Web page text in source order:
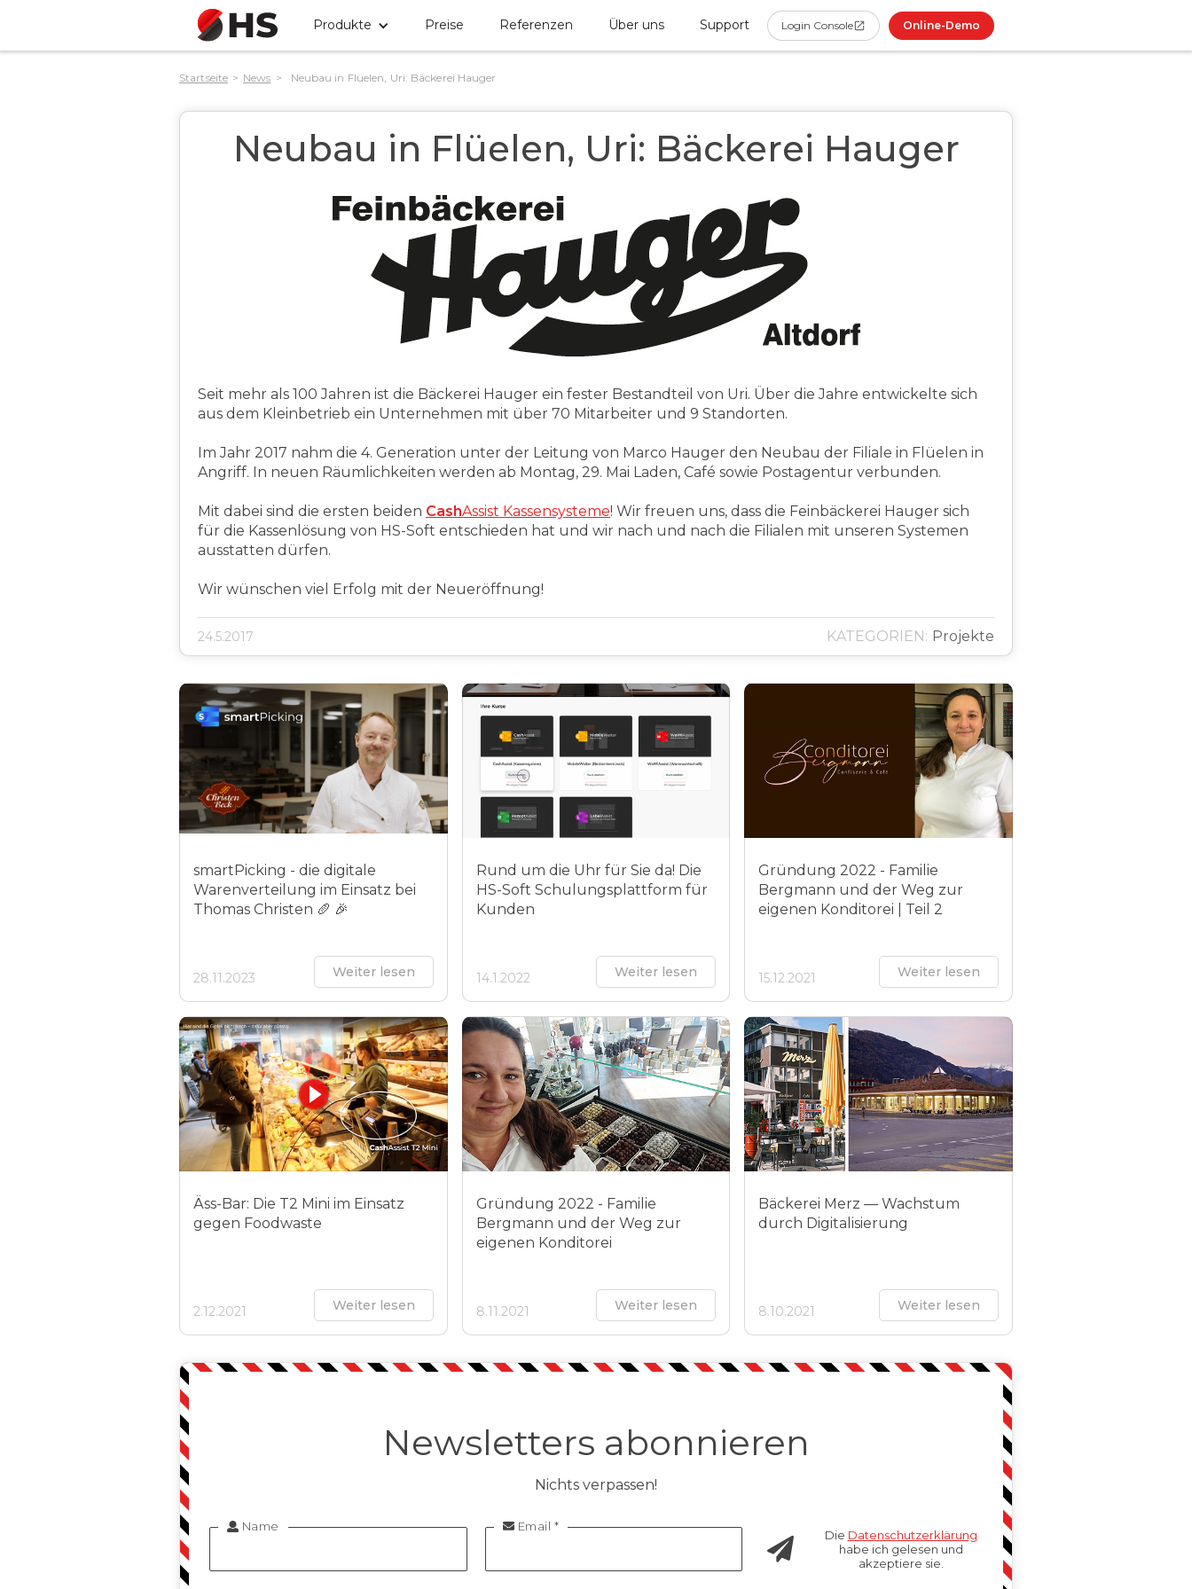
Produkte Preise Referenzen Über uns Support Login Console Online-Demo
Startseite > News > Neubau in Flüelen, Uri: Bäckerei Hauger
Neubau in Flüelen, Uri: Bäckerei Hauger
Seit mehr als 100 Jahren ist die Bäckerei Hauger ein fester Bestandteil von Uri. Über die Jahre entwickelte sich
aus dem Kleinbetrieb ein Unternehmen mit über 70 Mitarbeiter und 9 Standorten.
Im Jahr 2017 nahm die 4. Generation unter der Leitung von Marco Hauger den Neubau der Filiale in Flüelen in
Angriff. In neuen Räumlichkeiten werden ab Montag, 29. Mai Laden, Café sowie Postagentur verbunden.
Mit dabei sind die ersten beiden CashAssist Kassensysteme! Wir freuen uns, dass die Feinbäckerei Hauger sich
für die Kassenlösung von HS-Soft entschieden hat und wir nach und nach die Filialen mit unseren Systemen
ausstatten dürfen.
Wir wünschen viel Erfolg mit der Neueröffnung!
24.5.2017 KATEGORIEN: Projekte
smartPicking - die digitale
Warenverteilung im Einsatz bei
Thomas Christen 🥖 🎉
28.11.2023 Weiter lesen
Rund um die Uhr für Sie da! Die
HS-Soft Schulungsplattform für
Kunden
14.1.2022 Weiter lesen
Gründung 2022 - Familie
Bergmann und der Weg zur
eigenen Konditorei | Teil 2
15.12.2021 Weiter lesen
Äss-Bar: Die T2 Mini im Einsatz
gegen Foodwaste
2.12.2021 Weiter lesen
Gründung 2022 - Familie
Bergmann und der Weg zur
eigenen Konditorei
8.11.2021 Weiter lesen
Bäckerei Merz — Wachstum
durch Digitalisierung
8.10.2021 Weiter lesen
Newsletters abonnieren
Nichts verpassen!
 Name  Email *
Die Datenschutzerklärung
habe ich gelesen und
akzeptiere sie.